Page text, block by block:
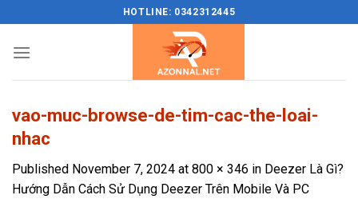
content
HOTLINE: 0342312445
vao-muc-browse-de-tim-cac-the-loai-
nhac
Published November 7, 2024 at 800 × 346 in Deezer Là Gì?
Hướng Dẫn Cách Sử Dụng Deezer Trên Mobile Và PC